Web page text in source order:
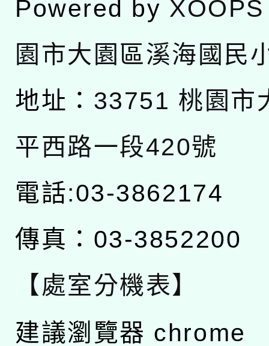
Powered by XOOPS
園市大園區溪海國民
地址： 33751 桃園市
平西路一段420號
電話:03-3862174
傳真：03-3852200
【處室分機表】
建議瀏覽器 chrome